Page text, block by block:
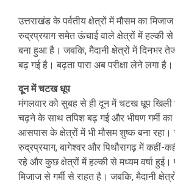
उत्तराखंड के पर्वतीय क्षेत्रों में मौसम का
रुद्रप्रयाग समेत ऊंचाई वाले क्षेत्रों में हल्की से
बना हुआ है। जबकि, मैदानी क्षेत्रों में दिनभर
बढ़ गई है। बढ़ता पारा अब परीक्षा लेने लगा है।
दून में चटख धूप
मंगलवार को सुबह से ही दून में चटख धूप खिली
चढ़ने के साथ तपिश बढ़ गई और भीषण गर्मी
आसपास के क्षेत्रों में भी मौसम शुष्क बना रहा।
रुद्रप्रयाग, बागेश्वर और पिथौरागढ़ में कहीं-
रहे और कुछ क्षेत्रों में हल्की से मध्यम वर्षा
मिजाज से गर्मी से राहत है। जबकि, मैदानी